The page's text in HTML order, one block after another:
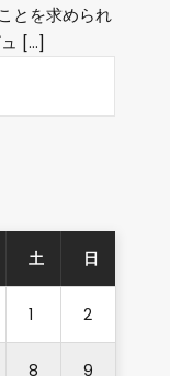
とを求められ
[…]
土 日
1 2
8 9